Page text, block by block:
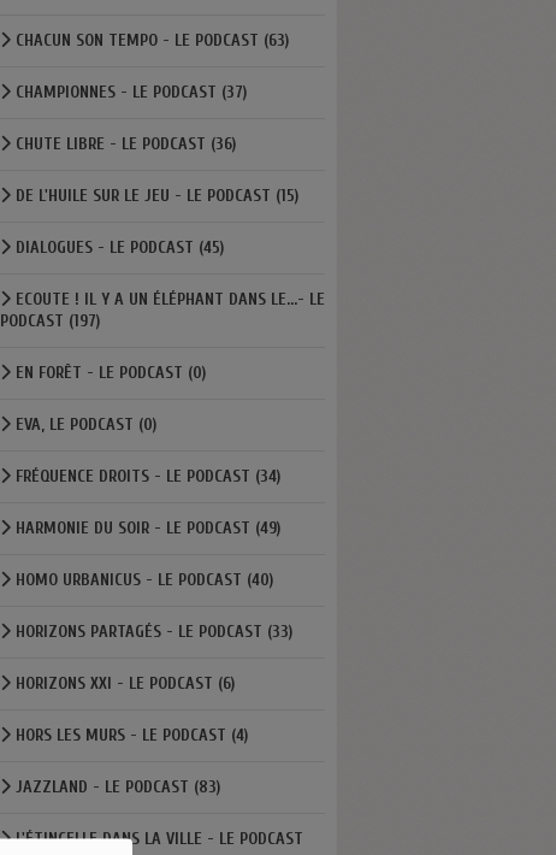
CHACUN SON TEMPO - LE PODCAST (63)
CHAMPIONNES - LE PODCAST (37)
CHUTE LIBRE - LE PODCAST (36)
DE L'HUILE SUR LE JEU - LE PODCAST (15)
DIALOGUES - LE PODCAST (45)
ECOUTE ! IL Y A UN ÉLÉPHANT DANS LE...- LE
PODCAST (197)
EN FORÊT - LE PODCAST (0)
EVA, LE PODCAST (0)
FRÉQUENCE DROITS - LE PODCAST (34)
HARMONIE DU SOIR - LE PODCAST (49)
HOMO URBANICUS - LE PODCAST (40)
HORIZONS PARTAGÉS - LE PODCAST (33)
HORIZONS XXI - LE PODCAST (6)
HORS LES MURS - LE PODCAST (4)
JAZZLAND - LE PODCAST (83)
L'ÉTINCELLE DANS LA VILLE - LE PODCAST